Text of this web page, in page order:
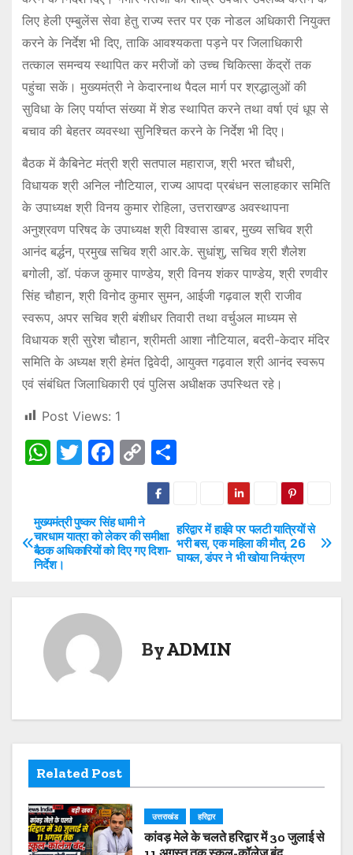
लिए हेली एम्बुलेंस सेवा हेतु राज्य स्तर पर एक नोडल अधिकारी नियुक्त
करने के निर्देश भी दिए, ताकि आवश्यकता पड़ने पर जिलाधिकारी
तत्काल समन्वय स्थापित कर मरीजों को उच्च चिकित्सा केंद्रों तक
पहुंचा सकें। मुख्यमंत्री ने केदारनाथ पैदल मार्ग पर श्रद्धालुओं की
सुविधा के लिए पर्याप्त संख्या में शेड स्थापित करने तथा वर्षा एवं धूप से
बचाव की बेहतर व्यवस्था सुनिश्चित करने के निर्देश भी दिए।
बैठक में कैबिनेट मंत्री श्री सतपाल महाराज, श्री भरत चौधरी,
विधायक श्री अनिल नौटियाल, राज्य आपदा प्रबंधन सलाहकार समिति
के उपाध्यक्ष श्री विनय कुमार रोहिला, उत्तराखण्ड अवस्थापना
अनुश्रवण परिषद के उपाध्यक्ष श्री विश्वास डाबर, मुख्य सचिव श्री
आनंद बर्द्धन, प्रमुख सचिव श्री आर.के. सुधांशु, सचिव श्री शैलेश
बगोली, डॉ. पंकज कुमार पाण्डेय, श्री विनय शंकर पाण्डेय, श्री रणवीर
सिंह चौहान, श्री विनोद कुमार सुमन, आईजी गढ़वाल श्री राजीव
स्वरूप, अपर सचिव श्री बंशीधर तिवारी तथा वर्चुअल माध्यम से
विधायक श्री सुरेश चौहान, श्रीमती आशा नौटियाल, बदरी-केदार मंदिर
समिति के अध्यक्ष श्री हेमंत द्विवेदी, आयुक्त गढ़वाल श्री आनंद स्वरूप
एवं संबंधित जिलाधिकारी एवं पुलिस अधीक्षक उपस्थित रहे।
Post Views: 1
W
s
A
p
T
er
F
e
b
k
C
o
p
y
Li
S
e
P
o
v
g
a
t
हरिद्वार में हाईवे पर पलटी यात्रियों से
भरी बस, एक महिला की मौत, 26
घायल, डंपर ने भी खोया नियंत्रण
मुख्यमंत्री पुष्कर सिंह धामी ने
चारधाम यात्रा को लेकर की समीक्षा
बैठक अधिकारियों को दिए गए दिशा-
निर्देश।
ByADMIN
Related Post
उत्तराखंड हरिद्वार
कांवड़ मेले के चलते हरिद्वार में 30 जुलाई से